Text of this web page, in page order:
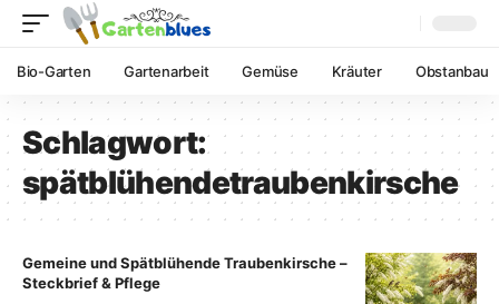
Bio-Garten Gartenarbeit Gemüse Kräuter Obstanbau
Schlagwort:
spätblühendetraubenkirsche
Gemeine und Spätblühende Traubenkirsche –
Steckbrief & Pflege